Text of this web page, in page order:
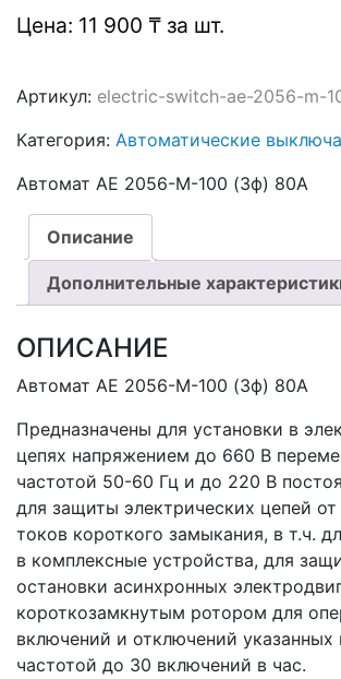
Цена: 11 900 ₸ за шт.
Артикул: electric-switch-ae-2056-m-
Категория: Автоматические
Автомат АЕ 2056-М-100 (3ф) 80А
Описание
Дополнительные
ОПИСАНИЕ
Автомат АЕ 2056-М-100 (3ф) 80А
Предназначены для установки в
цепях напряжением до 660 В
частотой 50-60 Гц и до 220 В
для защиты электрических цепей от
токов короткого замыкания, в т.ч.
в комплексные устройства, для
остановки асинхронных
короткозамкнутым ротором для
включений и отключений указанных
частотой до 30 включений в час.